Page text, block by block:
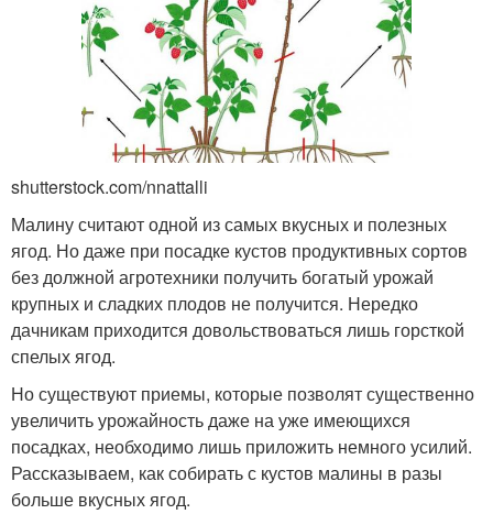
shutterstock.com/nnattalli
Малину считают одной из самых вкусных и полезных
ягод. Но даже при посадке кустов продуктивных сортов
без должной агротехники получить богатый урожай
крупных и сладких плодов не получится. Нередко
дачникам приходится довольствоваться лишь горсткой
спелых ягод.
Но существуют приемы, которые позволят существенно
увеличить урожайность даже на уже имеющихся
посадках, необходимо лишь приложить немного усилий.
Рассказываем, как собирать с кустов малины в разы
больше вкусных ягод.